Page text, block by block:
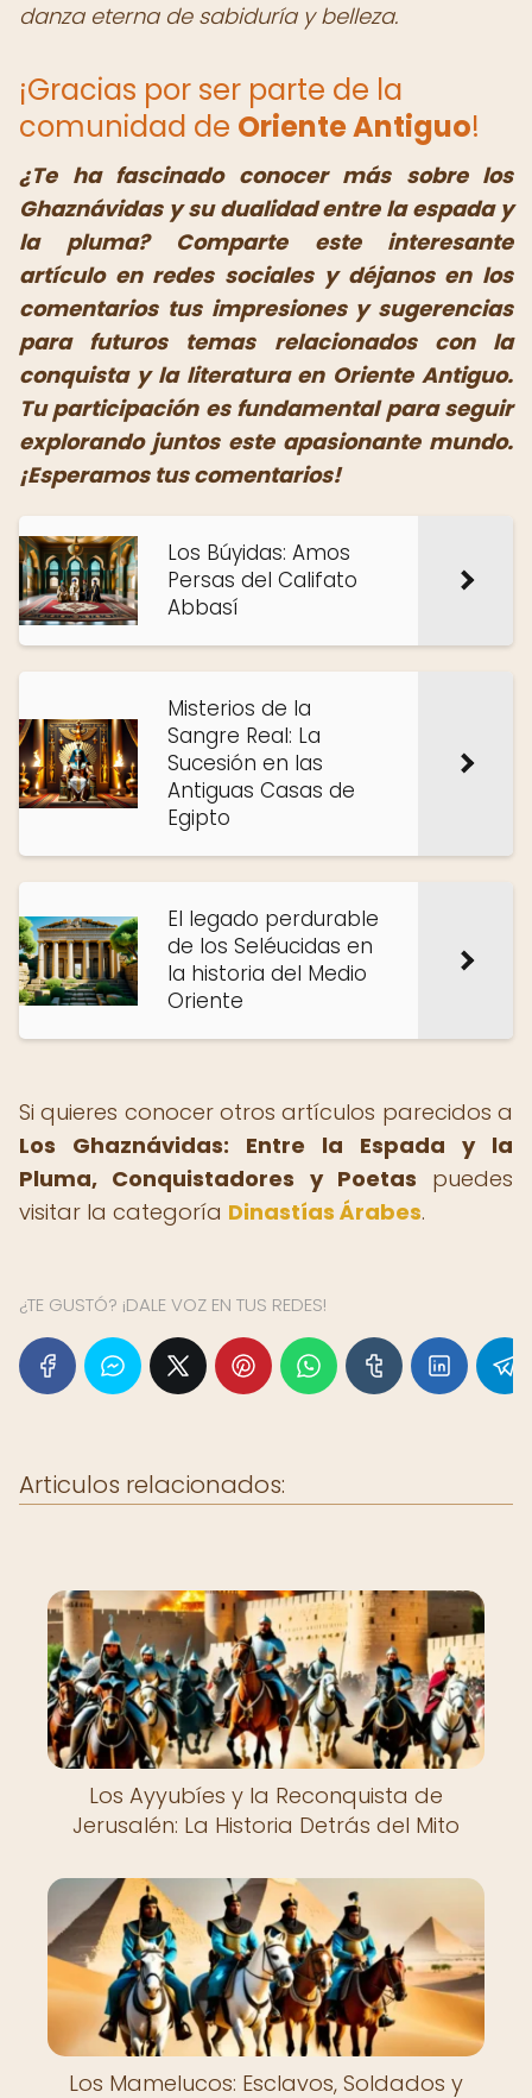
danza eterna de sabiduría y belleza.
¡Gracias por ser parte de la
comunidad de Oriente Antiguo!
¿Te ha fascinado conocer más sobre los
Ghaznávidas y su dualidad entre la espada y
la pluma? Comparte este interesante
artículo en redes sociales y déjanos en los
comentarios tus impresiones y sugerencias
para futuros temas relacionados con la
conquista y la literatura en Oriente Antiguo.
Tu participación es fundamental para seguir
explorando juntos este apasionante mundo.
¡Esperamos tus comentarios!
Los Búyidas: Amos
Persas del Califato
Abbasí
Misterios de la
Sangre Real: La
Sucesión en las
Antiguas Casas de
Egipto
El legado perdurable
de los Seléucidas en
la historia del Medio
Oriente
Si quieres conocer otros artículos parecidos a
Los Ghaznávidas: Entre la Espada y la
Pluma, Conquistadores y Poetas puedes
visitar la categoría Dinastías Árabes.
¿TE GUSTÓ? ¡DALE VOZ EN TUS REDES!
Articulos relacionados:
Los Ayyubíes y la Reconquista de
Jerusalén: La Historia Detrás del Mito
Los Mamelucos: Esclavos, Soldados y